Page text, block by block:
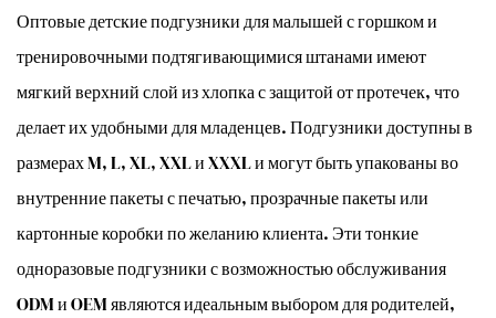
Оптовые детские подгузники для малышей с горшком и
тренировочными подтягивающимися штанами имеют
мягкий верхний слой из хлопка с защитой от протечек, что
делает их удобными для младенцев. Подгузники доступны в
размерах M, L, XL, XXL и XXXL и могут быть упакованы во
внутренние пакеты с печатью, прозрачные пакеты или
картонные коробки по желанию клиента. Эти тонкие
одноразовые подгузники с возможностью обслуживания
ODM и OEM являются идеальным выбором для родителей,